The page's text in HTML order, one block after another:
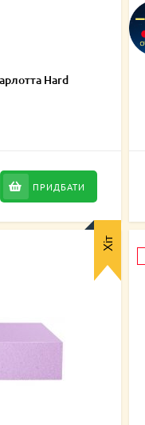
Hard
ПРИДБАТИ
Хіт